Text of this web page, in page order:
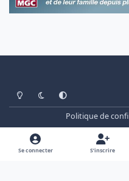
Light ModeDark ModeSystem Preference
Politique de
www.cheminots.net
Powered by
Se connecter S’inscrire